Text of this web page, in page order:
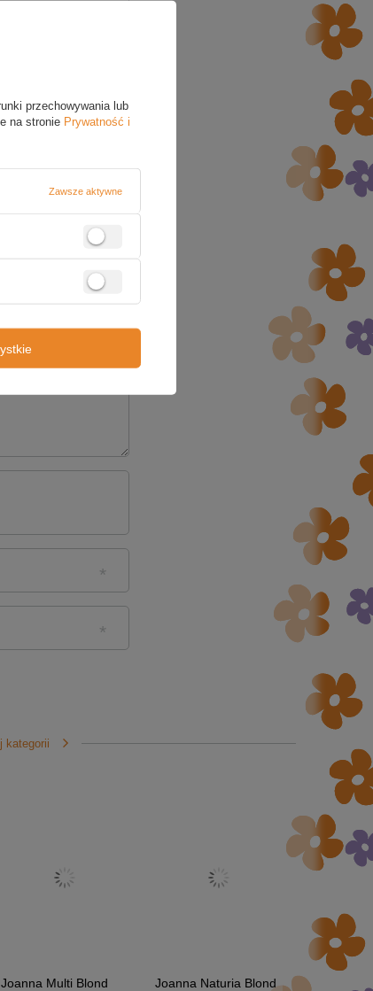
Joanna Multi Blond
Joanna Naturia Blond
Joanna
kategorii
przechowywania lub
na stronie Prywatność i
Zawsze aktywne